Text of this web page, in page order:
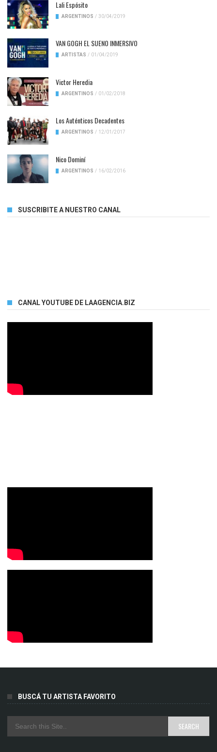
Lali Espósito
ARGENTINOS / 30/04/2019
VAN GOGH EL SUENO INMERSIVO
ARTISTAS / 01/04/2019
Victor Heredia
ARGENTINOS / 01/02/2018
Los Auténticos Decadentes
ARGENTINOS / 12/01/2017
Nico Dominí
ARGENTINOS / 16/02/2016
SUSCRIBITE A NUESTRO CANAL
CANAL YOUTUBE DE LAAGENCIA.BIZ
BUSCÁ TU ARTISTA FAVORITO